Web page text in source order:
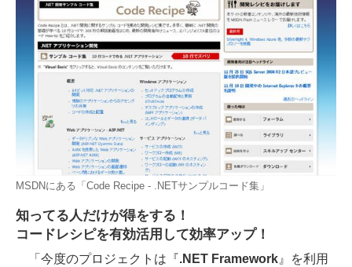
MSDNにある「Code Recipe - .NETサンプルコード集」
知ってる人だけが得をする！
コードレシピを有効活用して効率アップ！
「今度のプロジェクトは『.NET Framework 』を利用